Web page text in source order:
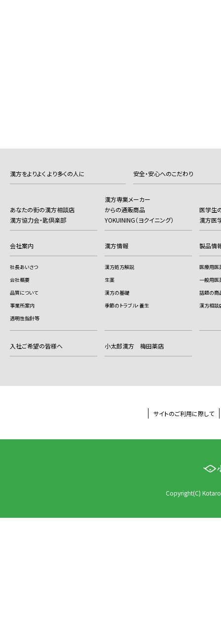
漢方をよりよく より多くの人に 安全・安心へのこだわり
あなたの街の漢方相談店
漢方協力会・匙倶楽部
漢方専業メーカー
からの通販商品
YOKUINING（ヨクイニング）
医学生
漢方医
会社案内
社長あいさつ
会社概要
品質について
事業所案内
透明性指針等
漢方情報
漢方処方解説
生薬
漢方の基礎
季節のトラブル・養生
製品情
医療用
一般用
話題の商
漢方相談
入社ご希望の皆様へ 小太郎漢方 梅田薬店
サイトのご利用に際して
Copyright(C)